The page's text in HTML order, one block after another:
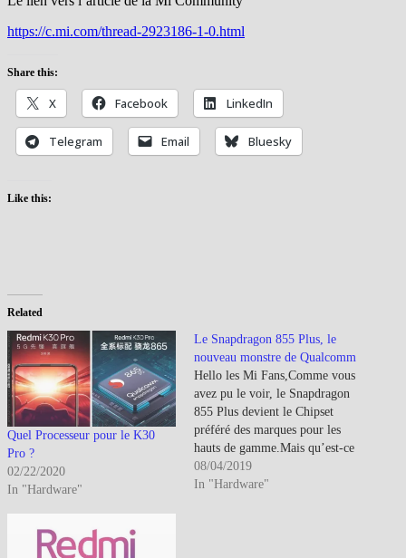
https://c.mi.com/thread-2923186-1-0.html
Share this:
X Facebook LinkedIn
Telegram Email Bluesky
Like this:
Related
Quel Processeur pour le K30
Pro ?
02/22/2020
In "Hardware"
Le Snapdragon 855 Plus, le
nouveau monstre de Qualcomm
Hello les Mi Fans,Comme vous
avez pu le voir, le Snapdragon
855 Plus devient le Chipset
préféré des marques pour les
hauts de gamme.Mais qu’est-ce
que ce 855 Plus ? Selon la
communication officielle de
08/04/2019
In "Hardware"